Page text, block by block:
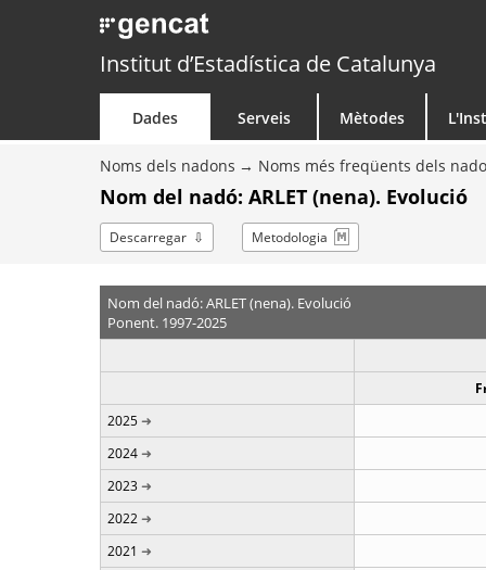
Institut d’Estadística de Catalunya
Dades Serveis Mètodes
Noms dels nadons Noms més freqüents dels
Nom del nadó: ARLET (nena). Evolució
Descarregar Metodologia
Nom del nadó: ARLET (nena). Evolució
Ponent. 1997-2025
2025
2024
2023
2022
2021